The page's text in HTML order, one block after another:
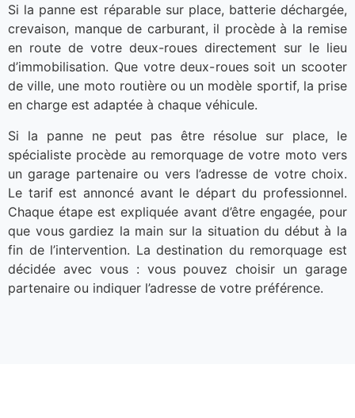
Si la panne est réparable sur place, batterie déchargée,
crevaison, manque de carburant, il procède à la remise
en route de votre deux-roues directement sur le lieu
d’immobilisation. Que votre deux-roues soit un scooter
de ville, une moto routière ou un modèle sportif, la prise
en charge est adaptée à chaque véhicule.
Si la panne ne peut pas être résolue sur place, le
spécialiste procède au remorquage de votre moto vers
un garage partenaire ou vers l’adresse de votre choix.
Le tarif est annoncé avant le départ du professionnel.
Chaque étape est expliquée avant d’être engagée, pour
que vous gardiez la main sur la situation du début à la
fin de l’intervention. La destination du remorquage est
décidée avec vous : vous pouvez choisir un garage
partenaire ou indiquer l’adresse de votre préférence.